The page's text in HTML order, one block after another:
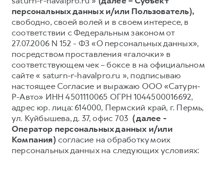
H7 H9
от 4 799 000 ₽
Тест-драйв
Трейд-ин
КРЕДИТ И СТРАХОВАНИЕ
Кредитный калькулятор
Страхование
Кредит
КОРПОРАТИВНЫМ КЛИЕНТАМ
Для малого бизнеса
СЕРВИСНОЕ ОБСЛУЖИВАНИЕ
Нулевое ТО
Программа «Помощь на дороге»
Регламенты технического обслуживания
Электронный ПТС
ПОДДЕРЖКА
GWM Безопасность
Гарантия HAVAL
Мобильное приложение GWM
О дилере
Наша команда
Контакты
персональных данных и/или Пользователь),
свободно, своей волей и в своем интересе, в
соответствии с Федеральным законом от
27.07.2006 N 152 - ФЗ «О персональных данных»,
посредством проставления «галочки» в
соответствующем чек – боксе в на официальном
сайте « saturn-r-havalpro.ru », подписываю
настоящее Согласие и выражаю ООО «Сатурн-
Р-Авто» ИНН 4501110065 ОГРН 1044500016692,
адрес юр. лица: 614000, Пермский край, г. Пермь,
ул. Куйбышева, д. 37, офис 703 (далее -
Оператор персональных данных и/или
Компания) согласие на обработку моих
персональных данных на следующих условиях: